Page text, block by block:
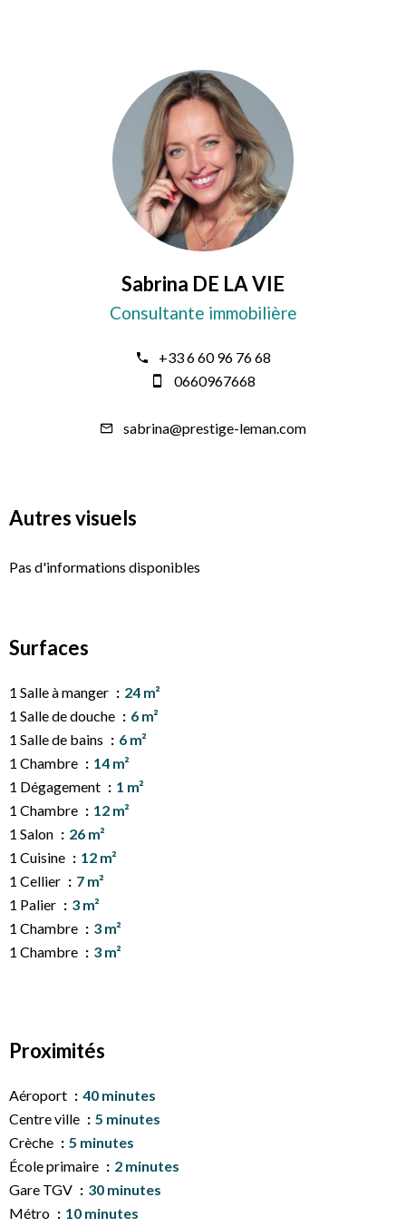
Sabrina DE LA VIE
Consultante immobilière
+33 6 60 96 76 68
0660967668
sabrina@prestige-leman.com
Autres visuels
Pas d'informations disponibles
Surfaces
1 Salle à manger
24 m²
1 Salle de douche
6 m²
1 Salle de bains
6 m²
1 Chambre
14 m²
1 Dégagement
1 m²
1 Chambre
12 m²
1 Salon
26 m²
1 Cuisine
12 m²
1 Cellier
7 m²
1 Palier
3 m²
1 Chambre
3 m²
1 Chambre
3 m²
Proximités
Aéroport
40 minutes
Centre ville
5 minutes
Crèche
5 minutes
École primaire
2 minutes
Gare TGV
30 minutes
Métro
10 minutes